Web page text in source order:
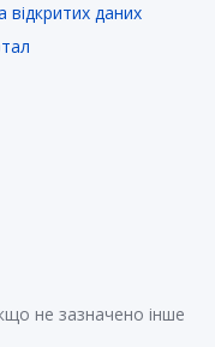
відкритих даних
не зазначено інше